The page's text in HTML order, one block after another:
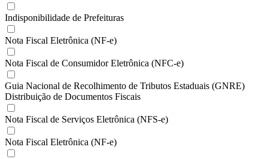
Indisponibilidade de Prefeituras
Nota Fiscal Eletrônica (NF-e)
Nota Fiscal de Consumidor Eletrônica (NFC-e)
Guia Nacional de Recolhimento de Tributos Estaduais (GNRE)
Distribuição de Documentos Fiscais
Nota Fiscal de Serviços Eletrônica (NFS-e)
Nota Fiscal Eletrônica (NF-e)